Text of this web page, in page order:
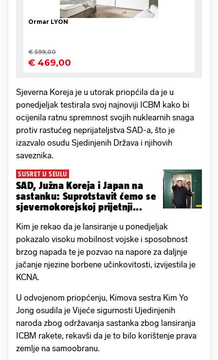
Sjeverna Koreja je u utorak priopćila da je u
ponedjeljak testirala svoj najnoviji ICBM kako bi
ocijenila ratnu spremnost svojih nuklearnih snaga
protiv rastućeg neprijateljstva SAD-a, što je
izazvalo osudu Sjedinjenih Država i njihovih
saveznika.
SUSRET U SEULU
SAD, Južna Koreja i Japan na
sastanku: Suprotstavit ćemo se
sjevernokorejskoj prijetnji...
Kim je rekao da je lansiranje u ponedjeljak
pokazalo visoku mobilnost vojske i sposobnost
brzog napada te je pozvao na napore za daljnje
jačanje njezine borbene učinkovitosti, izvijestila je
KCNA.
U odvojenom priopćenju, Kimova sestra Kim Yo
Jong osudila je Vijeće sigurnosti Ujedinjenih
naroda zbog održavanja sastanka zbog lansiranja
ICBM rakete, rekavši da je to bilo korištenje prava
zemlje na samoobranu.